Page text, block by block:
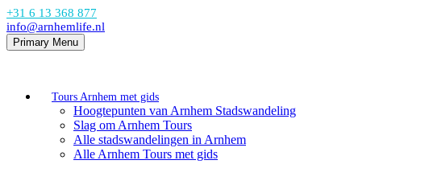
+31 6 13 368 877
info@arnhemlife.nl
Primary Menu
Tours Arnhem met gids
Hoogtepunten van Arnhem Stadswandeling
Slag om Arnhem Tours
Alle stadswandelingen in Arnhem
Alle Arnhem Tours met gids